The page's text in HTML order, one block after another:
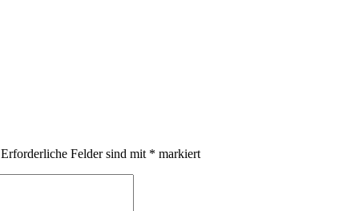
Erforderliche Felder sind mit * markiert